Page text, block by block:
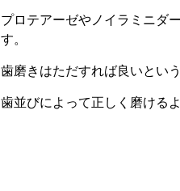
プロテアーゼやノイラミニダ
す。
歯磨きはただすれば良いとい
歯並びによって正しく磨ける